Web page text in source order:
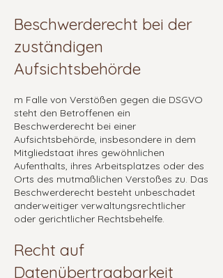
Beschwerderecht bei der
zuständigen
Aufsichtsbehörde
m Falle von Verstößen gegen die DSGVO
steht den Betroffenen ein
Beschwerderecht bei einer
Aufsichtsbehörde, insbesondere in dem
Mitgliedstaat ihres gewöhnlichen
Aufenthalts, ihres Arbeitsplatzes oder des
Orts des mutmaßlichen Verstoßes zu. Das
Beschwerderecht besteht unbeschadet
anderweitiger verwaltungsrechtlicher
oder gerichtlicher Rechtsbehelfe.
Recht auf
Datenübertragbarkeit